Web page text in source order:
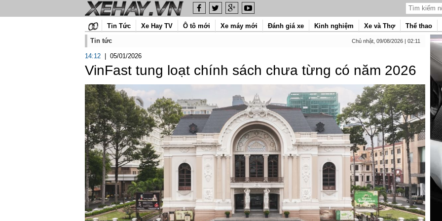
Tin Tức Xe Hay TV Ô tô mới Xe máy mới Đánh giá xe Kinh nghiệm Xe và Thợ Thể thao
Tin tức
Chủ nhật, 09/08/2026 | 02:11
14:12 05/01/2026
VinFast tung loạt chính sách chưa từng có năm 2026